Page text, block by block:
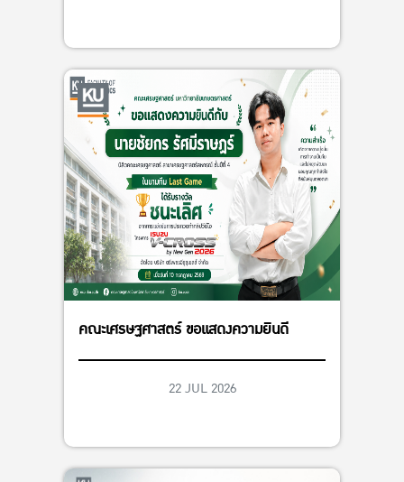
คณะเศรษฐศาสตร์ ขอแสดงความยินดี
22 JUL 2026